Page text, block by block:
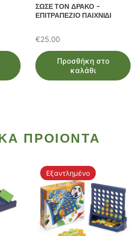
ΣΩΣΕ ΤΟΝ ΔΡΑΚΟ –
ΕΠΙΤΡΑΠΕΖΙΟ ΠΑΙΧΝΙΔΙ
€25.00
Προσθήκη στο
καλάθι
ΠΡΟΙΟΝΤΑ
Εξαντλημένο